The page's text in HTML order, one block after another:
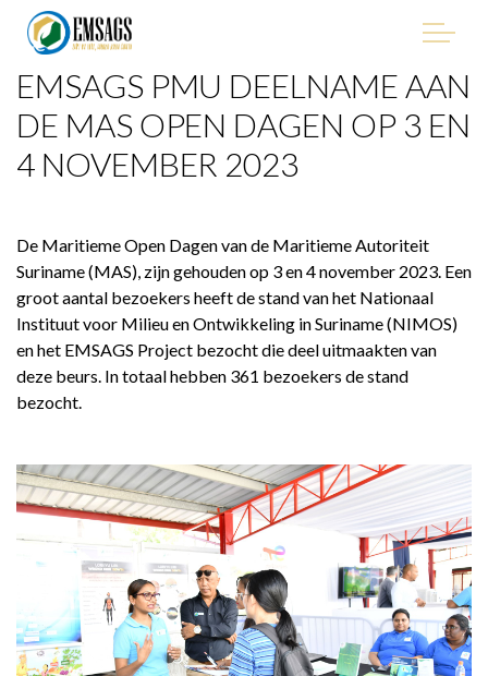
"Improving Environmental Management in the Mining
Sector of Suriname, with Emphasis on Artisanal and Small-
Scale Gold Mining (ASGM)" - EMSAGS Project
HET PROJECT
WIE WE ZIJN
WIE IS BETROKKEN
REGIONAL CONFERENCE
NIEUWS
CONTACT
NL
EMSAGS PMU DEELNAME AAN
DE MAS OPEN DAGEN OP 3 EN
4 NOVEMBER 2023
De Maritieme Open Dagen van de Maritieme Autoriteit
Suriname (MAS), zijn gehouden op 3 en 4 november 2023. Een
groot aantal bezoekers heeft de stand van het Nationaal
Instituut voor Milieu en Ontwikkeling in Suriname (NIMOS)
en het EMSAGS Project bezocht die deel uitmaakten van
deze beurs. In totaal hebben 361 bezoekers de stand
bezocht.